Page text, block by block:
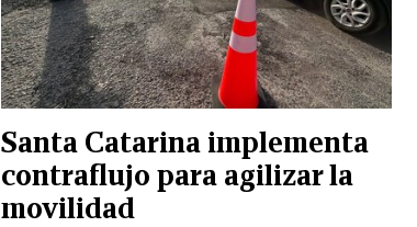
Santa Catarina implementa
contraflujo para agilizar la
movilidad